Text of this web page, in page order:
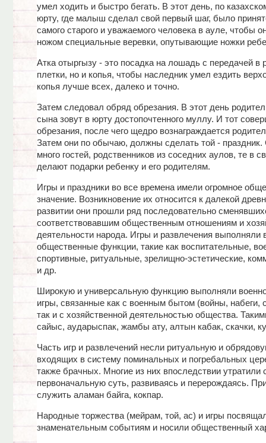
умел ходить и быстро бегать. В этот день, по
юрту, где малыш сделал свой первый шаг, было
самого старого и уважаемого человека в ауле, чтобы
ножом специальные веревки, опутывающие ножки
Атка отыргызу - это посадка на лошадь с передачей в
плетки, но и копья, чтобы наследник умел ездить
копья лучше всех, далеко и точно.
Затем следовал обряд обрезания. В этот день
сына зовут в юрту достопочтенного муллу. И тот
обрезания, после чего щедро вознаграждается
Затем они по обычаю, должны сделать той - праздник.
много гостей, родственников из соседних аулов, те в
делают подарки ребенку и его родителям.
Игры и праздники во все времена имели огромное
значение. Возникновение их относится к далекой
развитии они прошли ряд последовательно
соответствовавшим общественным отношениям и
деятельности народа. Игры и развлечения выполняли
общественные функции, такие как воспитательные,
спортивные, ритуальные, зрелищно-эстетические,
и др.
Широкую и универсальную функцию выполняли
игры, связанные как с военным бытом (войны, набеги,
так и с хозяйственной деятельностью общества.
сайыс, аударыспак, жамбы ату, алтын кабак, скачки,
Часть игр и развлечений несли ритуальную и
входящих в систему поминальных и погребальных
также брачных. Многие из них впоследствии утратили
первоначальную суть, развиваясь и перерождаясь.
служить аламан байга, кокпар.
Народные торжества (мейрам, той, ас) и игры
знаменательным событиям и носили общественный